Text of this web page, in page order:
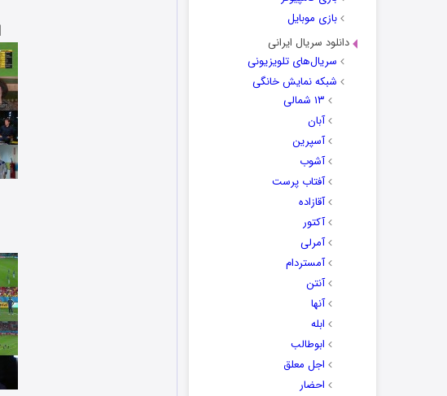
بازی موبایل
دانلود سریال ایرانی
سریال‌های تلویزیونی
شبکه نمایش خانگی
۱۳ شمالی
آبان
آسپرین
آشوب
آفتاب پرست
آقازاده
آکتور
آمرلی
آمستردام
آنتن
آنها
ابله
ابوطالب
اجل معلق
احضار